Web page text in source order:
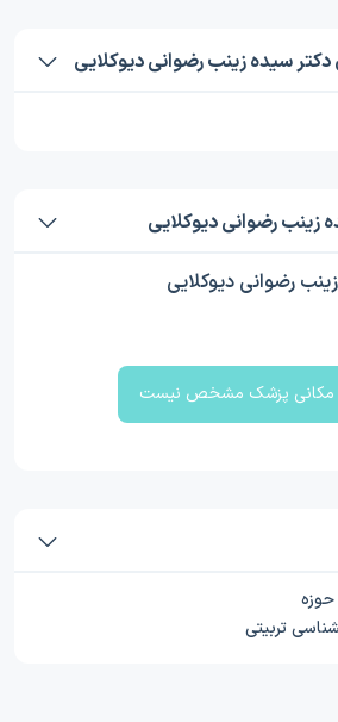
دکتر سیده زینب رضوانی دیوکلایی
رضوانی دیوکلایی
رضوانی دیوکلایی
مکانی پزشک مشخص نیست
تربیتی